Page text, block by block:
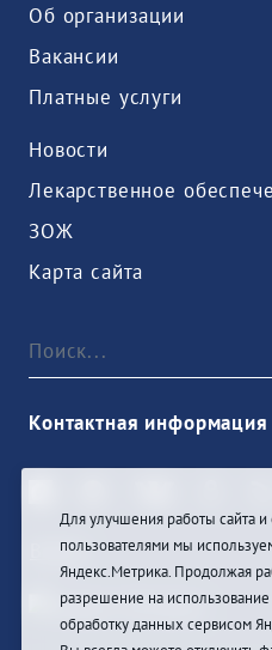
Об организации
Вакансии
Платные услуги
Новости
Лекарственное
ЗОЖ
Карта сайта
Контактная информация
Войти
Для улучшения работы сайта и
пользователями мы
Яндекс.Метрика. Продолжая
разрешение на
обработку данных сервисом